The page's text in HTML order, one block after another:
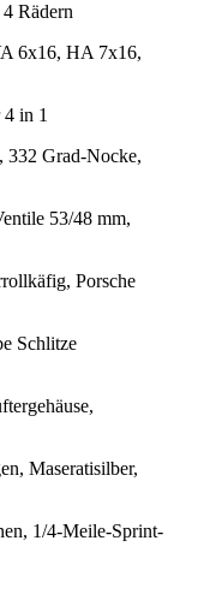
Rädern
6x16, HA 7x16,
in 1
332 Grad-Nocke,
53/48 mm,
Porsche
Schlitze
Maseratisilber,
1/4-Meile-Sprint-